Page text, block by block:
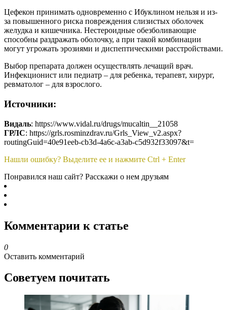
Цефекон принимать одновременно с Ибуклином нельзя и из-
за повышенного риска повреждения слизистых оболочек
желудка и кишечника. Нестероидные обезболивающие
способны раздражать оболочку, а при такой комбинации
могут угрожать эрозиями и диспептическими расстройствами.
Выбор препарата должен осуществлять лечащий врач.
Инфекционист или педиатр – для ребенка, терапевт, хирург,
ревматолог – для взрослого.
Источники:
Видаль: https://www.vidal.ru/drugs/mucaltin__21058
ГРЛС: https://grls.rosminzdrav.ru/Grls_View_v2.aspx?
routingGuid=40e91eeb-cb3d-4a6c-a3ab-c5d932f33097&t=
Нашли ошибку? Выделите ее и нажмите Ctrl + Enter
Понравился наш сайт? Расскажи о нем друзьям
Комментарии к статье
0
Оставить комментарий
Советуем почитать